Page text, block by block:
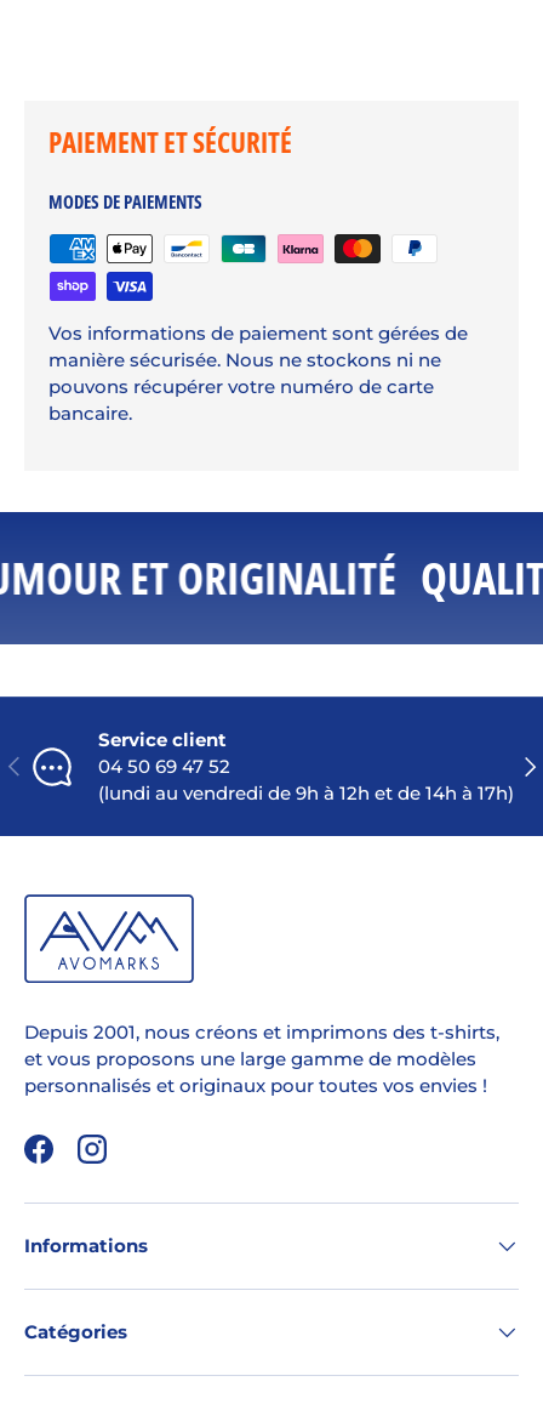
PAIEMENT ET SÉCURITÉ
MODES DE PAIEMENTS
Vos informations de paiement sont gérées de
manière sécurisée. Nous ne stockons ni ne
pouvons récupérer votre numéro de carte
bancaire.
ET ORIGINALITÉ
PRÉCÉDENT
Service client
04 50 69 47 52
(lundi au vendredi de 9h à 12h et de 14h à 17h)
Depuis 2001, nous créons et imprimons des t-shirts,
et vous proposons une large gamme de modèles
personnalisés et originaux pour toutes vos envies !
FacebookInstagram
Informations
Catégories